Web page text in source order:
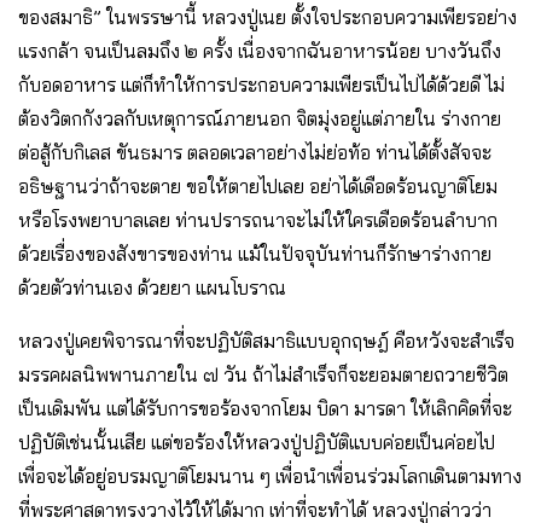
ของสมาธิ” ในพรรษานี้ หลวงปู่เนย ตั้งใจประกอบความเพียรอย่าง
แรงกล้า จนเป็นลมถึง ๒ ครั้ง เนื่องจากฉันอาหารน้อย บางวันถึง
กับอดอาหาร แต่ก็ทําให้การประกอบความเพียรเป็นไปได้ด้วยดี ไม่
ต้องวิตกกังวลกับเหตุการณ์ภายนอก จิตมุ่งอยู่แต่ภายใน ร่างกาย
ต่อสู้กับกิเลส ขันธมาร ตลอดเวลาอย่างไม่ย่อท้อ ท่านได้ตั้งสัจจะ
อธิษฐานว่าถ้าจะตาย ขอให้ตายไปเลย อย่าได้เดือดร้อนญาติโยม
หรือโรงพยาบาลเลย ท่านปรารถนาจะไม่ให้ใครเดือดร้อนลําบาก
ด้วยเรื่องของสังขารของท่าน แม้ในปัจจุบันท่านก็รักษาร่างกาย
ด้วยตัวท่านเอง ด้วยยา แผนโบราณ
หลวงปู่เคยพิจารณาที่จะปฏิบัติสมาธิแบบอุกฤษฎ์ คือหวังจะสําเร็จ
มรรคผลนิพพานภายใน ๗ วัน ถ้าไม่สําเร็จก็จะยอมตายถวายชีวิต
เป็นเดิมพัน แต่ได้รับการขอร้องจากโยม บิดา มารดา ให้เลิกคิดที่จะ
ปฏิบัติเช่นนั้นเสีย แต่ขอร้องให้หลวงปู่ปฏิบัติแบบค่อยเป็นค่อยไป
เพื่อจะได้อยู่อบรมญาติโยมนาน ๆ เพื่อนําเพื่อนร่วมโลกเดินตามทาง
ที่พระศาสดาทรงวางไว้ให้ได้มาก เท่าที่จะทําได้ หลวงปู่กล่าวว่า